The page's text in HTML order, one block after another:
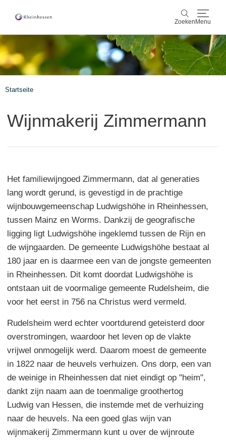
Zoeken Menu
Zoeken
wijn & gastronomie
Rheinhessen-Blog kaart
Startseite
Wijnmakerij Zimmermann
Het familiewijngoed Zimmermann, dat al generaties
lang wordt gerund, is gevestigd in de prachtige
wijnbouwgemeenschap Ludwigshöhe in Rheinhessen,
tussen Mainz en Worms. Dankzij de geografische
ligging ligt Ludwigshöhe ingeklemd tussen de Rijn en
de wijngaarden. De gemeente Ludwigshöhe bestaat al
180 jaar en is daarmee een van de jongste gemeenten
in Rheinhessen. Dit komt doordat Ludwigshöhe is
ontstaan uit de voormalige gemeente Rudelsheim, die
voor het eerst in 756 na Christus werd vermeld.
Rudelsheim werd echter voortdurend geteisterd door
overstromingen, waardoor het leven op de vlakte
vrijwel onmogelijk werd. Daarom moest de gemeente
in 1822 naar de heuvels verhuizen. Ons dorp, een van
de weinige in Rheinhessen dat niet eindigt op "heim",
dankt zijn naam aan de toenmalige groothertog
Ludwig van Hessen, die instemde met de verhuizing
naar de heuvels. Na een goed glas wijn van
wijnmakerij Zimmermann kunt u over de wijnroute